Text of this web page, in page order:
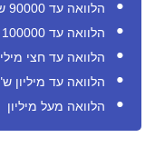
הלוואה עד 90000 ש"ח
הלוואה עד 100000 ש"ח
הלוואה עד חצי
הלוואה עד מיליון
הלוואה מעל מיליון